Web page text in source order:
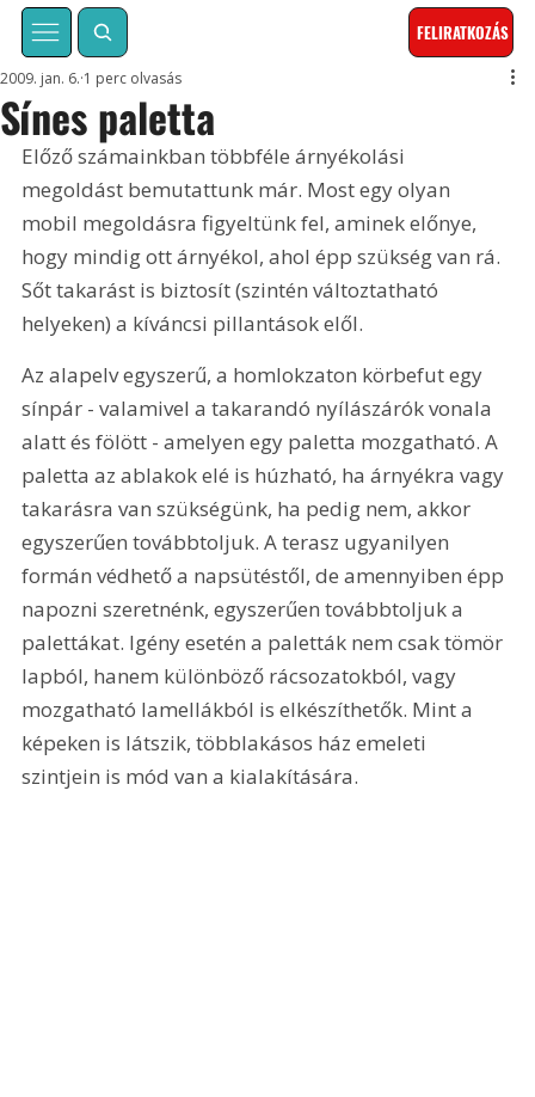
FELIRATKOZÁS
Sínes paletta
2009. jan. 6. 1 perc olvasás
Előző számainkban többféle árnyékolási
megoldást bemutattunk már. Most egy olyan
mobil megoldásra figyeltünk fel, aminek előnye,
hogy mindig ott árnyékol, ahol épp szükség van rá.
Sőt takarást is biztosít (szintén változtatható
helyeken) a kíváncsi pillantások elől.
Az alapelv egyszerű, a homlokzaton körbefut egy
sínpár - valamivel a takarandó nyílászárók vonala
alatt és fölött - amelyen egy paletta mozgatható. A
paletta az ablakok elé is húzható, ha árnyékra vagy
takarásra van szükségünk, ha pedig nem, akkor
egyszerűen továbbtoljuk. A terasz ugyanilyen
formán védhető a napsütéstől, de amennyiben épp
napozni szeretnénk, egyszerűen továbbtoljuk a
palettákat. Igény esetén a paletták nem csak tömör
lapból, hanem különböző rácsozatokból, vagy
mozgatható lamellákból is elkészíthetők. Mint a
képeken is látszik, többlakásos ház emeleti
szintjein is mód van a kialakítására.